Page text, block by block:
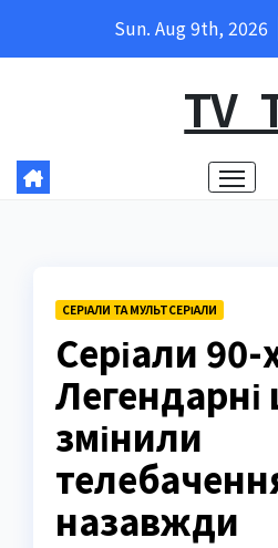
Sun. Aug 9th, 2026
СЕРІАЛИ ТА МУЛЬТСЕРІАЛИ
Серіали 90-
змінили
назавжди